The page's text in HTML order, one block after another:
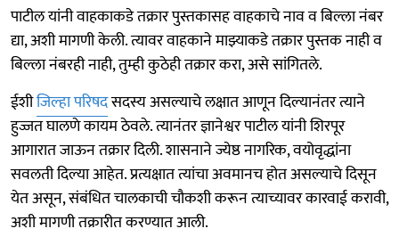
पाटील यांनी वाहकाकडे तक्रार पुस्तकासह वाहकाचे नाव व बिल्ला नंबर
द्या, अशी मागणी केली. त्यावर वाहकाने माझ्याकडे तक्रार पुस्तक नाही व
बिल्ला नंबरही नाही, तुम्ही कुठेही तक्रार करा, असे सांगितले.
ईशीजिल्हा परिषदसदस्य असल्याचे लक्षात आणून दिल्यानंतर त्याने
हुज्जत घालणे कायम ठेवले. त्यानंतर ज्ञानेश्वर पाटील यांनी शिरपूर
आगारात जाऊन तक्रार दिली. शासनाने ज्येष्ठ नागरिक, वयोवृद्धांना
सवलती दिल्या आहेत. प्रत्यक्षात त्यांचा अवमानच होत असल्याचे दिसून
येत असून, संबंधित चालकाची चौकशी करून त्याच्यावर कारवाई करावी,
अशी मागणी तक्रारीत करण्यात आली.